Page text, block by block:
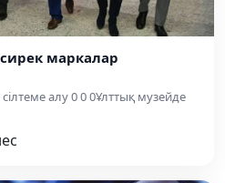
маркалар
алу 0 0 0Ұлттық музейде